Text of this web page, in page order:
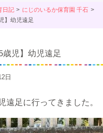
日記
にじのいるか保育園 千石
】幼児遠足
歳児】幼児遠足
日
遠足に行ってきました。